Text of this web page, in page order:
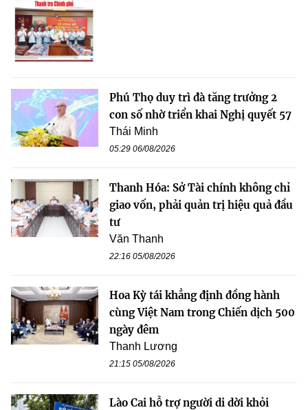
Phú Thọ duy trì đà tăng trưởng 2
con số nhờ triển khai Nghị quyết 57
Thái Minh
05:29 06/08/2026
Thanh Hóa: Sở Tài chính không chỉ
giao vốn, phải quản trị hiệu quả đầu
tư
Văn Thanh
22:16 05/08/2026
Hoa Kỳ tái khẳng định đồng hành
cùng Việt Nam trong Chiến dịch 500
ngày đêm
Thanh Lương
21:15 05/08/2026
Lào Cai hỗ trợ người di dời khỏi